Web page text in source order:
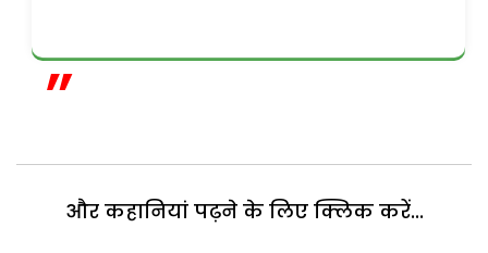
और कहानियां पढ़ने के लिए क्लिक करें...